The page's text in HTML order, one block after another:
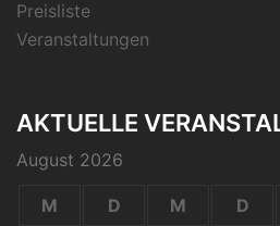
Preisliste
Veranstaltungen
AKTUELLE
August 2026
M D M D